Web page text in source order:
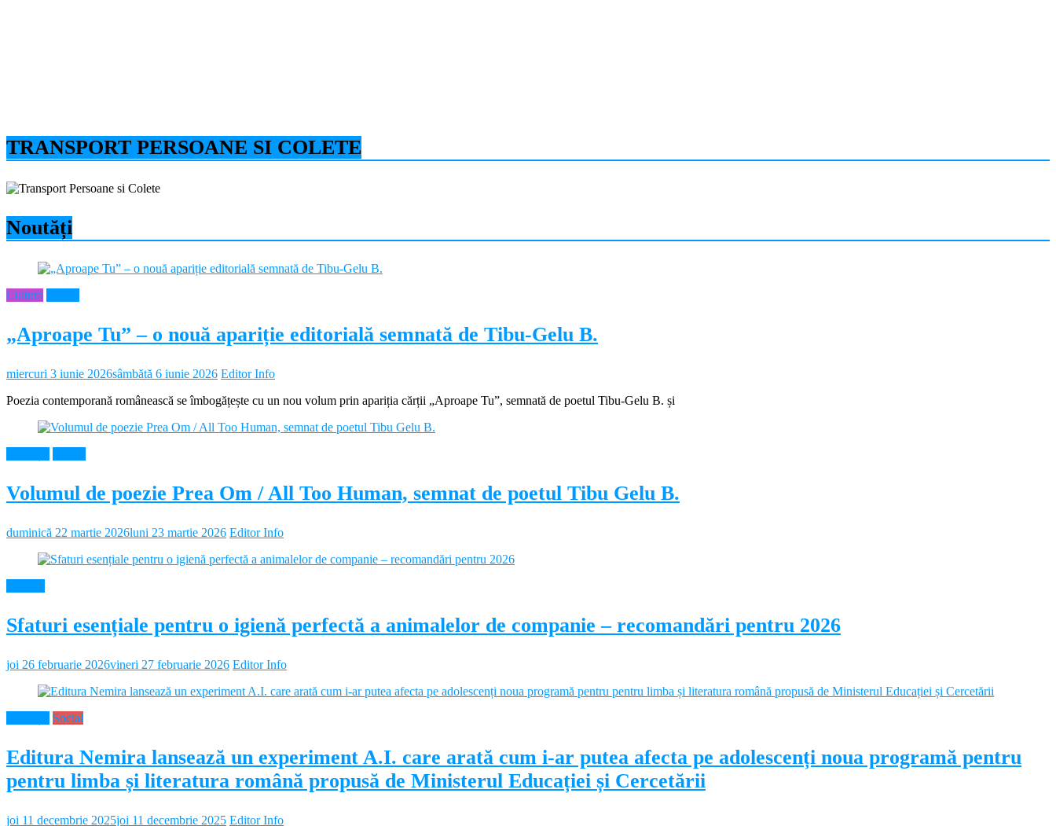
TRANSPORT PERSOANE SI COLETE
Noutăți
Cultura
„Aproape Tu” – o nouă apariție editorială semnată de Tibu-Gelu B.
miercuri 3 iunie 2026sâmbătă 6 iunie 2026 Editor Info
Poezia contemporană românească se îmbogățește cu un nou volum prin apariția cărții „Aproape Tu”, semnată de poetul Tibu-Gelu B. și
Volumul de poezie Prea Om / All Too Human, semnat de poetul Tibu Gelu B.
duminică 22 martie 2026luni 23 martie 2026 Editor Info
Sfaturi esențiale pentru o igienă perfectă a animalelor de companie – recomandări pentru 2026
joi 26 februarie 2026vineri 27 februarie 2026 Editor Info
Social
Editura Nemira lansează un experiment A.I. care arată cum i-ar putea afecta pe adolescenți noua programă pentru
pentru limba și literatura română propusă de Ministerul Educației și Cercetării
joi 11 decembrie 2025joi 11 decembrie 2025 Editor Info